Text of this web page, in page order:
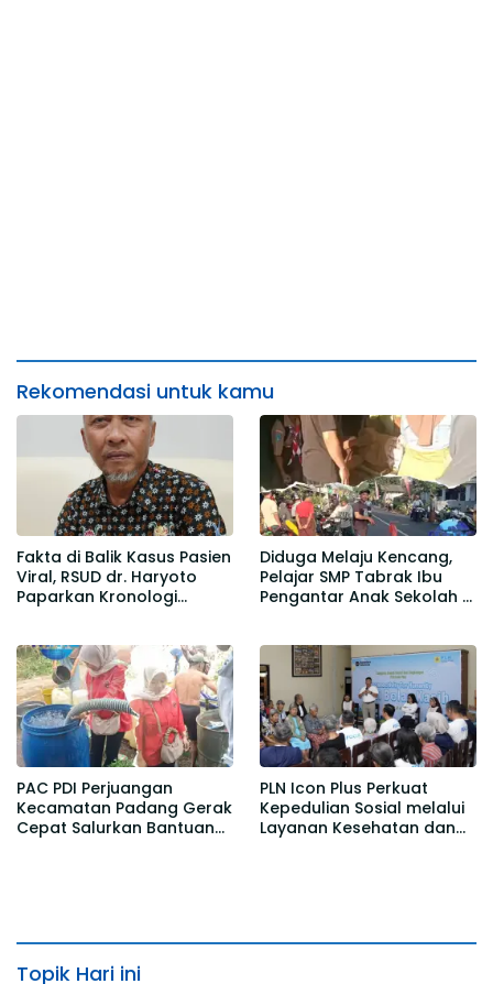
Rekomendasi untuk kamu
Fakta di Balik Kasus Pasien
Viral, RSUD dr. Haryoto
Paparkan Kronologi
Diduga Melaju Kencang,
Pelajar SMP Tabrak Ibu
Pengantar Anak Sekolah di
PAC PDI Perjuangan
Kecamatan Padang Gerak
Cepat Salurkan Bantuan
PLN Icon Plus Perkuat
Kepedulian Sosial melalui
Layanan Kesehatan dan
Topik Hari ini